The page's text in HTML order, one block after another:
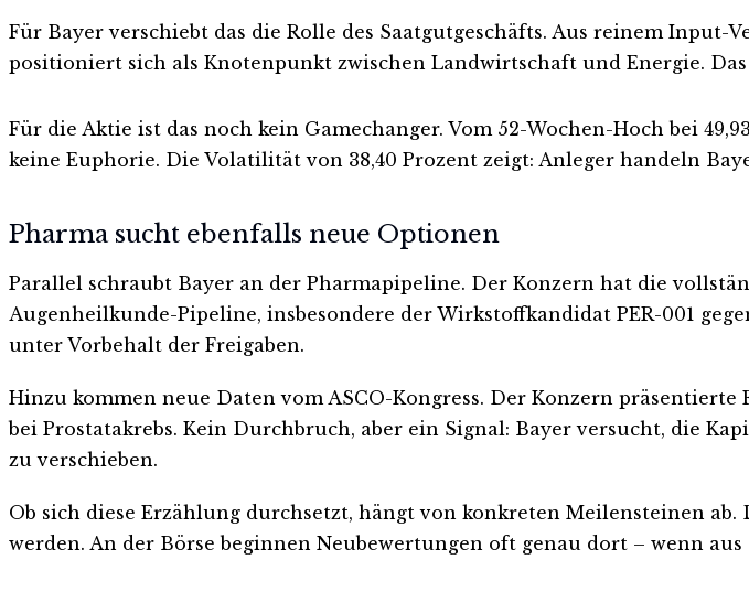
Für Bayer verschiebt das die Rolle des Saatgutgeschäfts. Aus reinem
positioniert sich als Knotenpunkt zwischen Landwirtschaft und Energie.
Für die Aktie ist das noch kein Gamechanger. Vom 52-Wochen-Hoch bei
keine Euphorie. Die Volatilität von 38,40 Prozent zeigt: Anleger handeln
Pharma sucht ebenfalls neue Optionen
Parallel schraubt Bayer an der Pharmapipeline. Der Konzern hat die
Augenheilkunde-Pipeline, insbesondere der Wirkstoffkandidat PER-001
unter Vorbehalt der Freigaben.
Hinzu kommen neue Daten vom ASCO-Kongress. Der Konzern
bei Prostatakrebs. Kein Durchbruch, aber ein Signal: Bayer versucht, die
zu verschieben.
Ob sich diese Erzählung durchsetzt, hängt von konkreten Meilensteinen
werden. An der Börse beginnen Neubewertungen oft genau dort – wenn